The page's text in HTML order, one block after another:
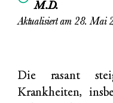
M.D.
Aktualisiert am 28. Mai
Die rasant
Krankheiten,